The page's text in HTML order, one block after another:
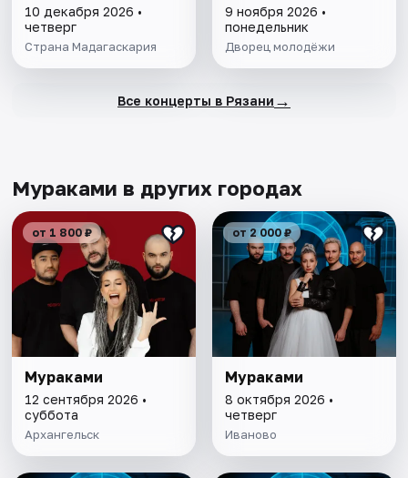
10 декабря 2026 •
четверг
Страна Мадагаскария
9 ноября 2026 •
понедельник
Дворец молодёжи
Все концерты в Рязани →
Мураками в других городах
от 1 800 ₽
Мураками
12 сентября 2026 •
суббота
Архангельск
от 2 000 ₽
Мураками
8 октября 2026 •
четверг
Иваново